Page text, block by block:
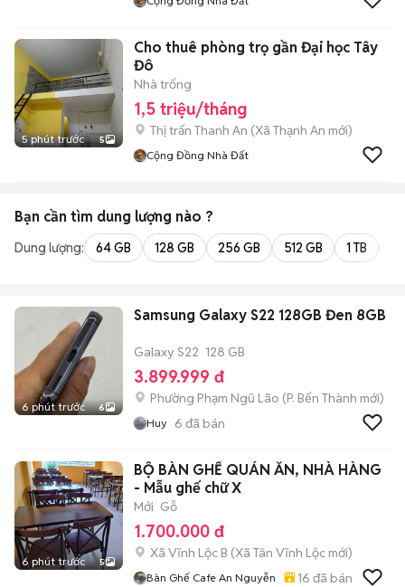
5 phút trước 5
Cho thuê phòng trọ gần Đại học Tây
Đô
Nhà trống
1,5 triệu/tháng
Thị trấn Thanh An (Xã Thạnh An mới)
Cộng Đồng Nhà Đất
Bạn cần tìm dung lượng nào ?
Dung lượng: 64 GB 128 GB 256 GB 512 GB 1 TB
6 phút trước 6
Samsung Galaxy S22 128GB Đen 8GB
Galaxy S22 128 GB
3.899.999 đ
Phường Phạm Ngũ Lão (P. Bến Thành mới)
Huy 6 đã bán
6 phút trước 5
BỘ BÀN GHẾ QUÁN ĂN, NHÀ HÀNG
- Mẫu ghế chữ X
Mới Gỗ
1.700.000 đ
Xã Vĩnh Lộc B (Xã Tân Vĩnh Lộc mới)
Bàn Ghế Cafe An Nguyễn 16 đã bán